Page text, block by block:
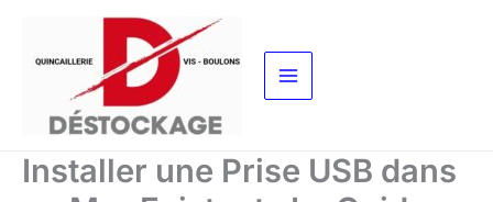
contenu
Installer une Prise USB dans